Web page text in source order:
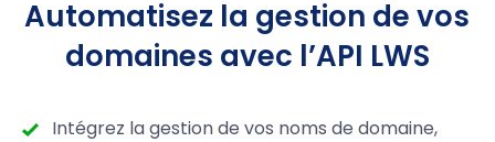
Automatisez la gestion de vos
domaines avec l’API LWS
Intégrez la gestion de vos noms de domaine,